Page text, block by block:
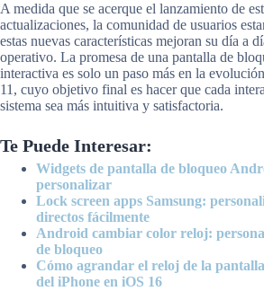
A medida que se acerque el lanzamiento de
actualizaciones, la comunidad de usuarios
estas nuevas características mejoran su día a
operativo. La promesa de una pantalla de
interactiva es solo un paso más en la
11, cuyo objetivo final es hacer que cada
sistema sea más intuitiva y satisfactoria.
Te Puede Interesar:
Widgets de pantalla de bloqueo
personalizar
Lock screen apps Samsung:
directos fácilmente
Android cambiar color reloj:
de bloqueo
Cómo agrandar el reloj de la
del iPhone en iOS 16